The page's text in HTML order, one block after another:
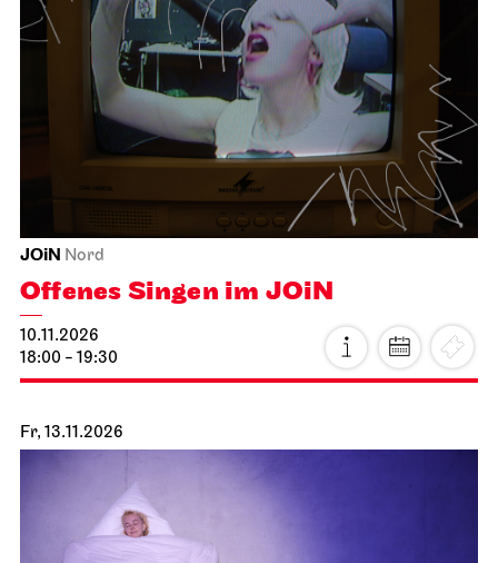
JOiN Nord
Offenes Singen im JOiN
10.11.2026
18:00 - 19:30
Fr, 13.11.2026